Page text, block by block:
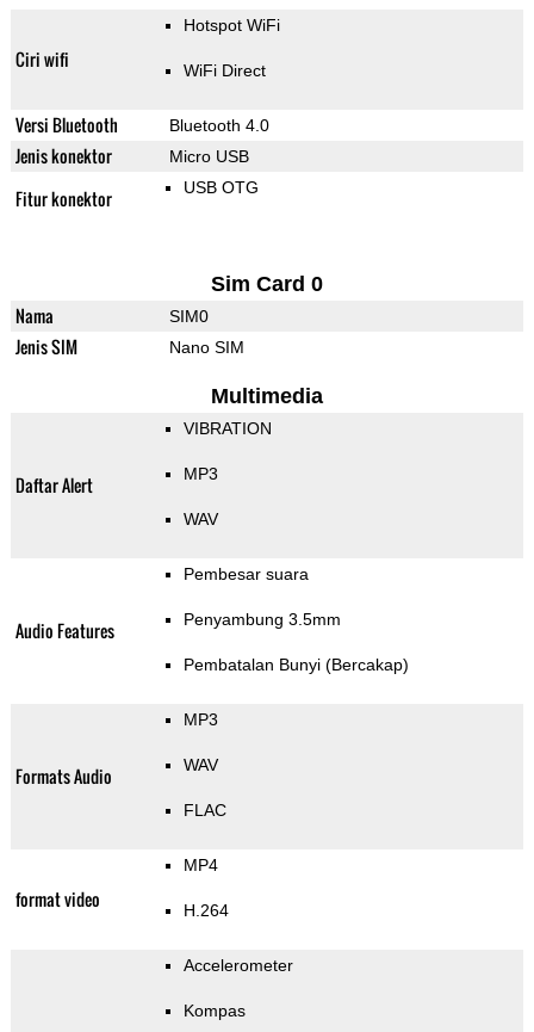
Ciri wifi
Hotspot WiFi
WiFi Direct
Versi Bluetooth Bluetooth 4.0
Jenis konektor Micro USB
Fitur konektor USB OTG
Sim Card 0
Nama SIM0
Jenis SIM Nano SIM
Multimedia
Daftar Alert
VIBRATION
MP3
WAV
Audio Features
Pembesar suara
Penyambung 3.5mm
Pembatalan Bunyi (Bercakap)
Formats Audio
MP3
WAV
FLAC
format video
MP4
H.264
Accelerometer
Kompas